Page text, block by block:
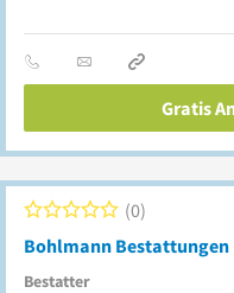
Gratis
Bohlmann Bestattungen
Bestatter
0